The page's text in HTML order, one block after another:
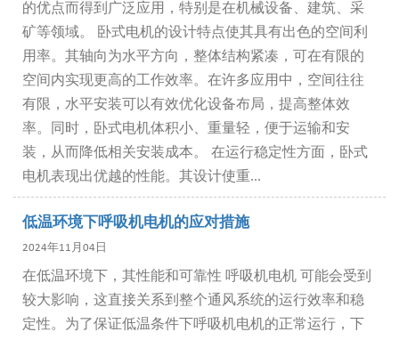
的优点而得到广泛应用，特别是在机械设备、建筑、采
矿等领域。 卧式电机的设计特点使其具有出色的空间利
用率。其轴向为水平方向，整体结构紧凑，可在有限的
空间内实现更高的工作效率。在许多应用中，空间往往
有限，水平安装可以有效优化设备布局，提高整体效
率。同时，卧式电机体积小、重量轻，便于运输和安
装，从而降低相关安装成本。 在运行稳定性方面，卧式
电机表现出优越的性能。其设计使重...
低温环境下呼吸机电机的应对措施
2024年11月04日
在低温环境下，其性能和可靠性 呼吸机电机 可能会受到
较大影响，这直接关系到整个通风系统的运行效率和稳
定性。为了保证低温条件下呼吸机电机的正常运行，下